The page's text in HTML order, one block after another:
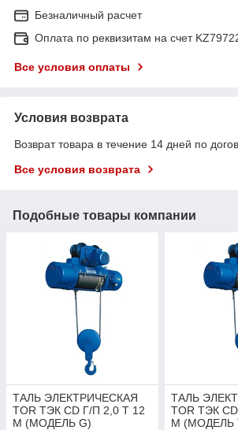
Безналичный расчет
Оплата по реквизитам на счет
Все условия оплаты
Условия возврата
Возврат товара в течение 14 дней по
Все условия возврата
Подобные товары компании
ТАЛЬ ЭЛЕКТРИЧЕСКАЯ
TOR ТЭК CD Г/П 2,0 Т 12
М (МОДЕЛЬ G)
ТАЛЬ
TOR ТЭК
М (МОДЕЛЬ